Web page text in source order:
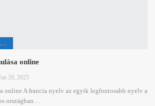
online
29, 2025
online A francia nyelv az egyik legfontosabb nyelv a
országban